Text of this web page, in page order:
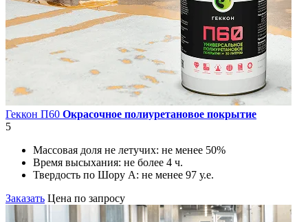
Геккон П60 Окрасочное полиуретановое покрытие
5
Массовая доля не летучих: не менее 50%
Время высыхания: не более 4 ч.
Твердость по Шору А: не менее 97 у.е.
Заказать Цена по запросу